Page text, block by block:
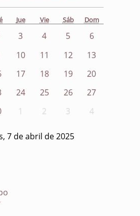
Jue Vie Sáb Dom
3 4 5
6
10 11 12
13
17 18 19
20
24 25 26
27
1 2 3 4
7 de abril de 2025